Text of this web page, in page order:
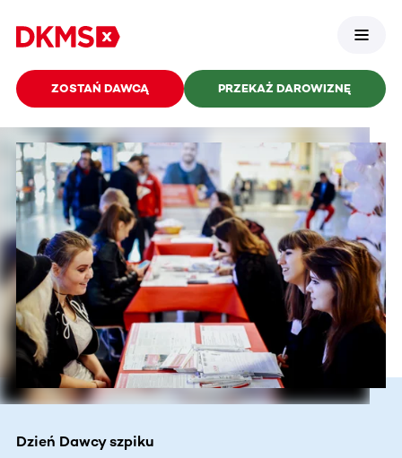
ZOSTAŃ DAWCĄ PRZEKAŻ DAROWIZNĘ
Dzień Dawcy szpiku